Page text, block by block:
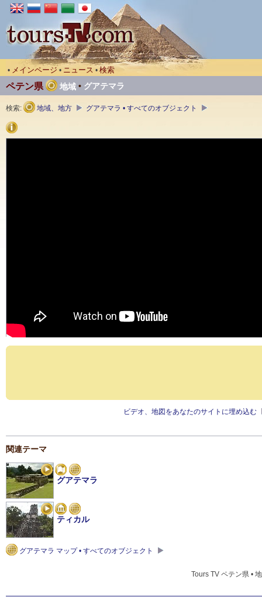
• メインページ • ニュース • 検索
ペテン県 地域 • グアテマラ
検索: 地域、地方 グアテマラ • すべてのオブジェクト
ビデオ、地図をあなたのサイトに埋め込む
関連テーマ
グアテマラ
ティカル
グアテマラ マップ • すべてのオブジェクト
Tours TV ペテン県 •